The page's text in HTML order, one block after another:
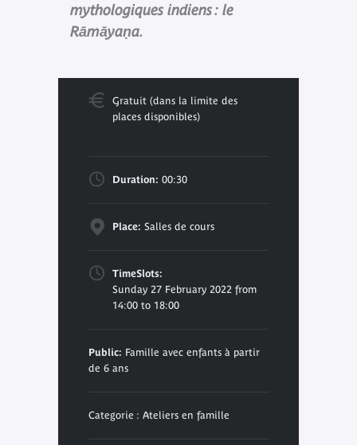
mythologiques indiens : le
Rāmāyaṇa.
Gratuit (dans la limite des
places disponibles)
Duration: 00:30
Place: Salles de cours
TimeSlots:
Sunday 27 February 2022 from
14:00 to 18:00
Public: Famille avec enfants à partir
de 6 ans
Categorie : Ateliers en famille